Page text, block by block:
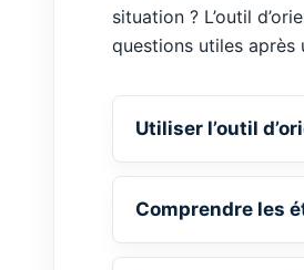
situation ? L’outil
questions utiles
Utiliser l’outil
Comprendre les